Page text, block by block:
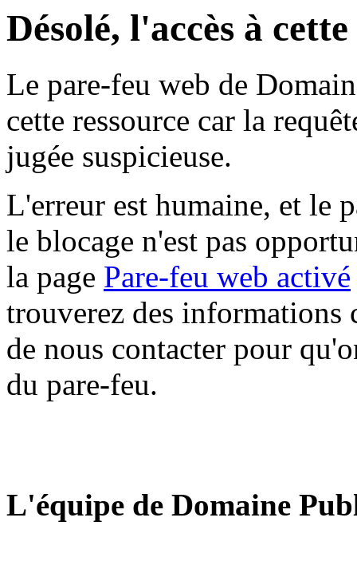
Désolé, l'accès à
Le pare-feu web de
cette ressource car la
jugée suspicieuse.
L'erreur est humaine, et le
le blocage n'est pas
la page Pare-feu web activé
trouverez des informations
de nous contacter pour
du pare-feu.
L'équipe de Domaine